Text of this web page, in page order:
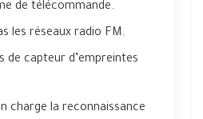
de télécommande.
les réseaux radio FM.
de capteur d’empreintes
charge la reconnaissance